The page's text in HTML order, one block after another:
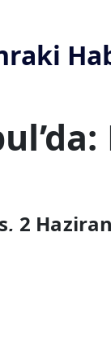
2